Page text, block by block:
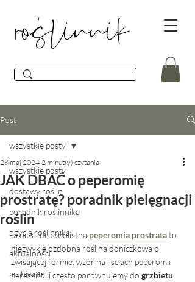
Post
wszystkie posty
dostawy roślin
poradnik roślinnika
z życia roślinnika
aktualności
archiwum
wszystkie posty
JAK DBAĆ o peperomię
prostratę? poradnik pielęgnacji
roślin
28 maj 2024 2 minut(y) czytania
urocza, drobnolistna peperomia prostrata to
niezwykle ozdobna roślina doniczkowa o
zwisającej formie. wzór na liściach peperomii
pereskifolii często porównujemy do grzbietu